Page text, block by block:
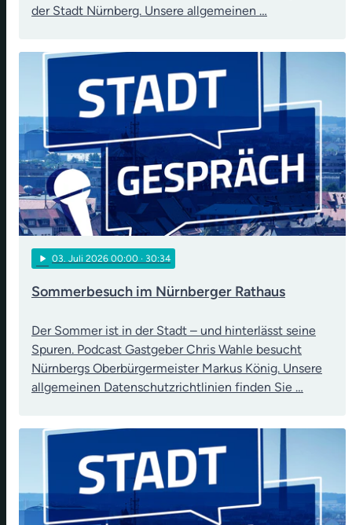
der Stadt Nürnberg. Unsere allgemeinen …
play_arrow 03. Juli 2026 00:00 · 30:34
Sommerbesuch im Nürnberger Rathaus
Der Sommer ist in der Stadt – und hinterlässt seine
Spuren. Podcast Gastgeber Chris Wahle besucht
Nürnbergs Oberbürgermeister Markus König. Unsere
allgemeinen Datenschutzrichtlinien finden Sie …